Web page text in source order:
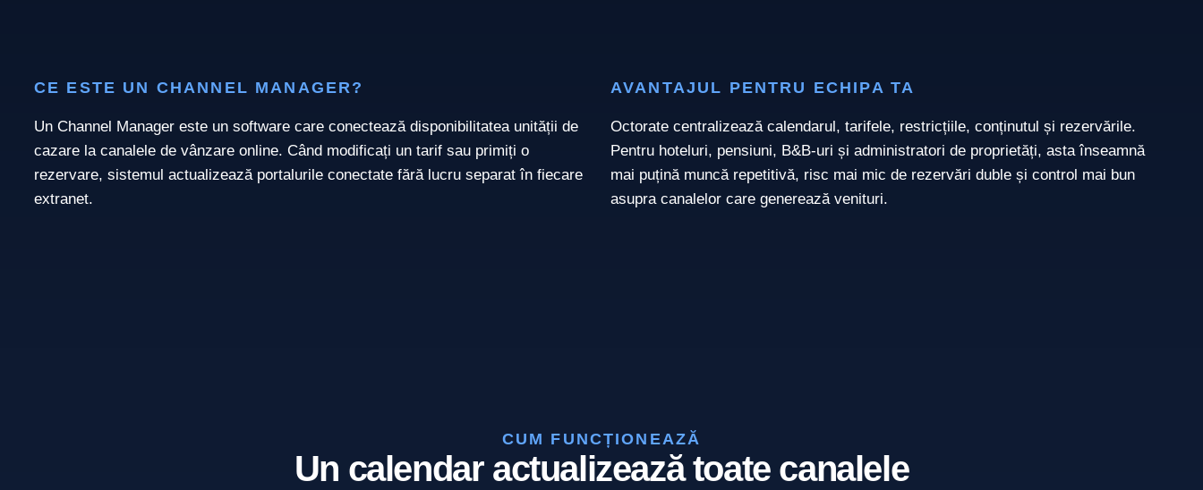
CE ESTE UN CHANNEL MANAGER?
Un Channel Manager este un software care conectează disponibilitatea unității de
cazare la canalele de vânzare online. Când modificați un tarif sau primiți o
rezervare, sistemul actualizează portalurile conectate fără lucru separat în fiecare
extranet.
AVANTAJUL PENTRU ECHIPA TA
Octorate centralizează calendarul, tarifele, restricțiile, conținutul și rezervările.
Pentru hoteluri, pensiuni, B&B-uri și administratori de proprietăți, asta înseamnă
mai puțină muncă repetitivă, risc mai mic de rezervări duble și control mai bun
asupra canalelor care generează venituri.
CUM FUNCȚIONEAZĂ
Un calendar actualizează toate canalele